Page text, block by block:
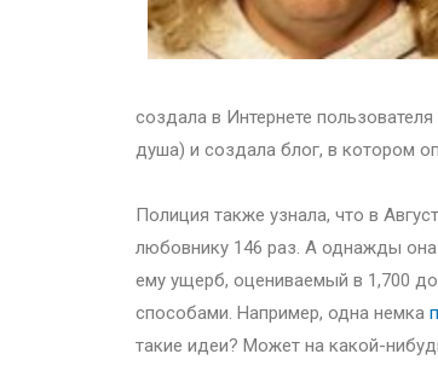
создала в Интернете
душа) и создала блог, в котором
Полиция также узнала, что в
любовнику 146 раз. А однажды
ему ущерб, оцениваемый в 1,700
способами. Например, одна немка
такие идеи? Может на какой-